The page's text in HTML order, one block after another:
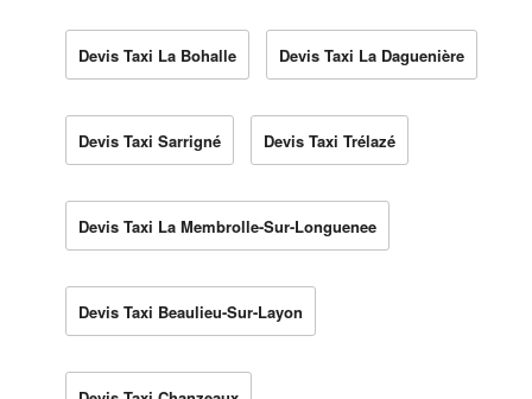
Devis Taxi La Bohalle Devis Taxi La Daguenière
Devis Taxi Sarrigné Devis Taxi Trélazé
Devis Taxi La Membrolle-Sur-Longuenee
Devis Taxi Beaulieu-Sur-Layon